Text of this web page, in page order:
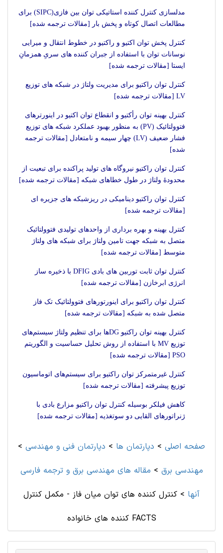
مدلسازی کنترل کننده استاتیکی توان بین فازی(SIPC) برای
مطالعات اتصال کوتاه و پخش بار [مقالات ترجمه شده]
کنترل پخش توان اکتیو و راکتیو در خطوط انتقال و میرایی
نوسانات توان با استفاده از جبران کننده های سریِ همزمانِ
ایستا [مقالات ترجمه شده]
کنترل توان راکتیو برای مدیریت ولتاژ در شبکه های توزیع
LV [مقالات ترجمه شده]
کنترل بهینه توان رأکتیو و انقطاع توان اکتیو در اینورترهای
فتوولتائیک (PV) به منظور بهبود عملکرد شبکه های توزیع
فشار ضعیف (LV) چهار سیمه و نامتعادل [مقالات ترجمه
شده]
کنترل توان راکتیو نیروگاه های تولید پراکنده برای تبعیت از
محدودۀ ولتاژ در طول خطاهای شبکه [مقالات ترجمه شده]
کنترل توان راکتیو دینامیکی در ریزشبکه های جزیره ای
[مقالات ترجمه شده]
کنترل بهینه و بهره برداری از واحدهای تولیدی فتوولتائیک
متصل به شبکه جهت تامین ولتاژ برای شبکه های ولتاژ
متوسط [مقالات ترجمه شده]
کنترل توان ثابت توربین های بادی DFIG با ذخیره ساز
انرژی ابرخازن [مقالات ترجمه شده]
کنترل توان راکتیو برای اینورتورهای فتوولتائیک تک فاز
متصل شده به شبکه [مقالات ترجمه شده]
کنترل بهینه توان راکتیو DG‌ها برای تنظیم ولتاژ سیستم‌های
توزیع MV با استفاده از روش تحلیل حساسیت و الگوریتم
PSO [مقالات ترجمه شده]
کنترل غیرمتمرکز توان راکتیو برای سیستم‌های اتوماسیون
توزیع پیشرفته [مقالات ترجمه شده]
کاهش فیلکر بوسیله کنترل توان راکتیو مزارع بادی با
ژنراتورهای القایی دو سوتغذیه [مقالات ترجمه شده]
صفحه اصلی > دپارتمان ها > دپارتمان فنی و مهندسی >
مهندسی برق > مقاله های مهندسی برق و ترجمه فارسی
آنها > کنترل کننده های توان میان فاز - مکمل کنترل
کننده های خانواده FACTS